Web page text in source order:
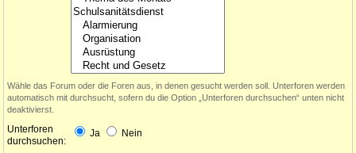
Wähle das Forum oder die Foren aus, in denen gesucht werden soll. Unterforen werden
automatisch mit durchsucht, sofern du die Option „Unterforen durchsuchen“ unten nicht
deaktivierst.
Unterforen
durchsuchen:
Ja Nein